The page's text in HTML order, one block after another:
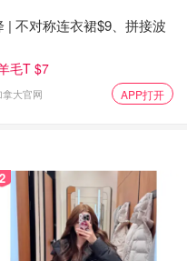
| 不对称连衣裙$9、拼接波
毛T $7
大官网 APP打开
2